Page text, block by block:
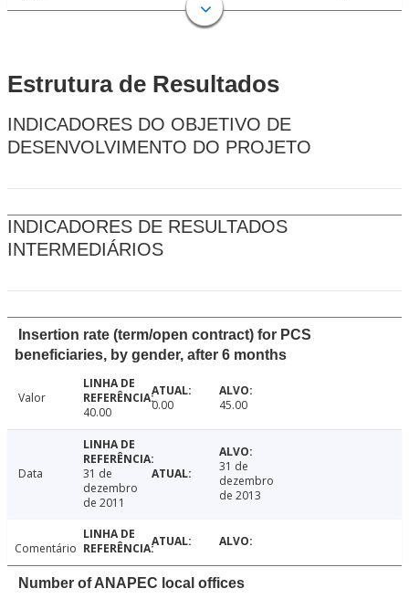
Estrutura de Resultados
INDICADORES DO OBJETIVO DE
DESENVOLVIMENTO DO PROJETO
INDICADORES DE RESULTADOS
INTERMEDIÁRIOS
Insertion rate (term/open contract) for PCS
beneficiaries, by gender, after 6 months
Valor
40.00
0.00 45.00
Data
31 de
dezembro
de 2011
31 de
dezembro
de 2013
Comentário
Number of ANAPEC local offices